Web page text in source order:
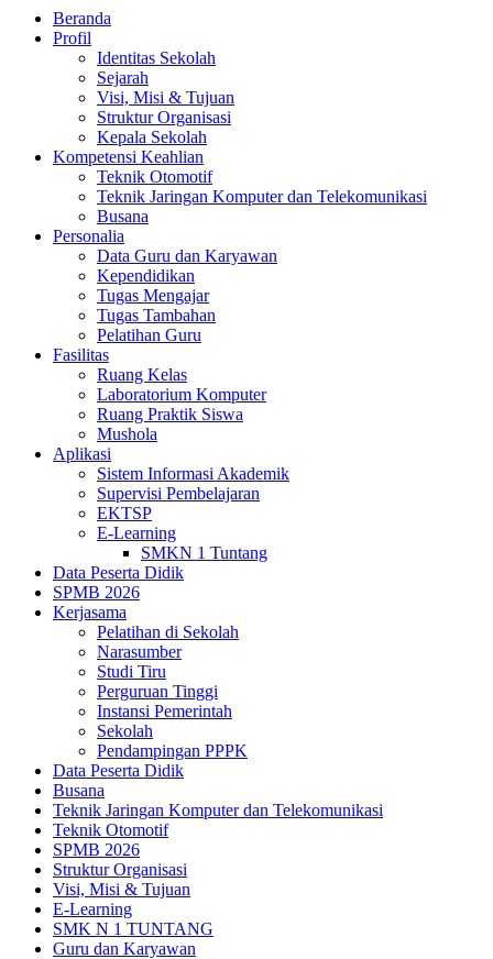
Beranda
Profil
Identitas Sekolah
Sejarah
Visi, Misi & Tujuan
Struktur Organisasi
Kepala Sekolah
Kompetensi Keahlian
Teknik Otomotif
Teknik Jaringan Komputer dan Telekomunikasi
Busana
Personalia
Data Guru dan Karyawan
Kependidikan
Tugas Mengajar
Tugas Tambahan
Pelatihan Guru
Fasilitas
Ruang Kelas
Laboratorium Komputer
Ruang Praktik Siswa
Mushola
Aplikasi
Sistem Informasi Akademik
Supervisi Pembelajaran
EKTSP
E-Learning
SMKN 1 Tuntang
Data Peserta Didik
SPMB 2026
Kerjasama
Pelatihan di Sekolah
Narasumber
Studi Tiru
Perguruan Tinggi
Instansi Pemerintah
Sekolah
Pendampingan PPPK
Data Peserta Didik
Busana
Teknik Jaringan Komputer dan Telekomunikasi
Teknik Otomotif
SPMB 2026
Struktur Organisasi
Visi, Misi & Tujuan
E-Learning
SMK N 1 TUNTANG
Guru dan Karyawan